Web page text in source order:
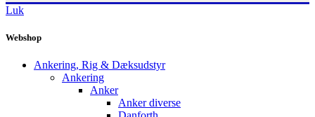
Luk
Webshop
Ankering, Rig & Dæksudstyr
Ankering
Anker
Anker diverse